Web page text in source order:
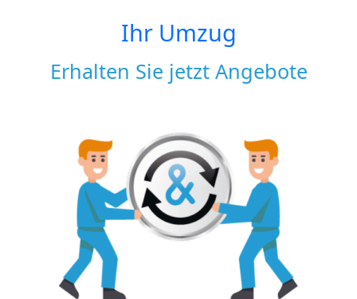
Ihr Umzug
Erhalten Sie jetzt Angebote